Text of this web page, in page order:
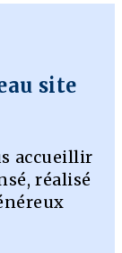
site
accueillir
réalisé